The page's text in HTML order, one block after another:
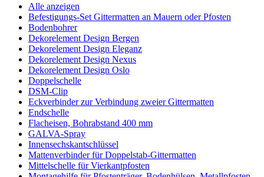
Alle anzeigen
Befestigungs-Set Gittermatten an Mauern oder Pfosten
Bodenbohrer
Dekorelement Design Bergen
Dekorelement Design Eleganz
Dekorelement Design Nexus
Dekorelement Design Oslo
Doppelschelle
DSM-Clip
Eckverbinder zur Verbindung zweier Gittermatten
Endschelle
Flacheisen, Bohrabstand 400 mm
GALVA-Spray
Innensechskantschlüssel
Mattenverbinder für Doppelstab-Gittermatten
Mittelschelle für Vierkantpfosten